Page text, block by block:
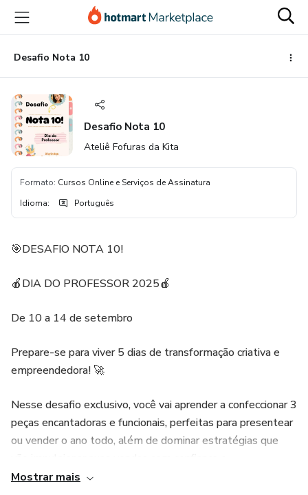
para
conteúdo
principal
para
pagamento
para
rodapé
Desafio Nota 10
Desafio Nota 10
Ateliê Fofuras da Kita
Formato: Cursos Online e Serviços de Assinatura
Idioma: Português
🎯DESAFIO NOTA 10!
🍎DIA DO PROFESSOR 2025🍎
De 10 a 14 de setembro
Prepare-se para viver 5 dias de transformação criativa e
empreendedora! 🚀
Nesse desafio exclusivo, você vai aprender a confeccionar 3
peças encantadoras e funcionais, perfeitas para presentear
ou vender o ano todo, além de dominar estratégias que
profissionalismo.
Mostrar mais